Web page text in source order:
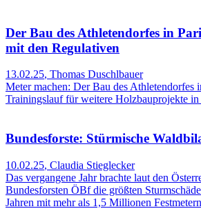
Der Bau des Athletendorfes in
mit den Regulativen
13.02.25, Thomas Duschlbauer
Meter machen: Der Bau des Athletendorfes
Trainingslauf für weitere Holzbauprojekte in
Bundesforste: Stürmische
10.02.25, Claudia Stieglecker
Das vergangene Jahr brachte laut den
Bundesforsten ÖBf die größten
Jahren mit mehr als 1,5 Millionen